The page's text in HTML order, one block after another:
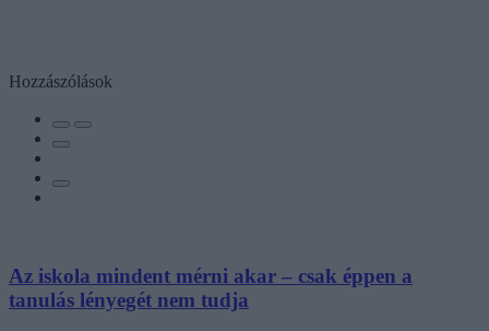
Hozzászólások
Az iskola mindent mérni akar – csak éppen a
tanulás lényegét nem tudja